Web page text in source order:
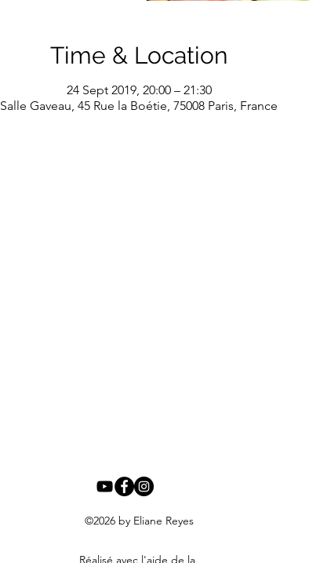
Time & Location
24 Sept 2019, 20:00 – 21:30
Salle Gaveau, 45 Rue la Boétie, 75008 Paris, France
©2026by Eliane Reyes
Réalisé avec l'aide de la